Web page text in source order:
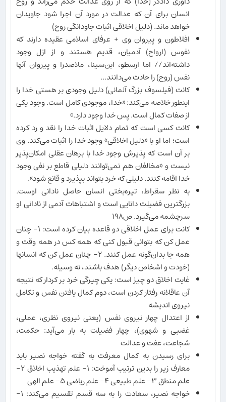
انسان برای آن که عدالت در مورد آن اجرا شود جاویدان
خواهد ماند. (دلیل اخلاقی اثبات جاودانگی روح)
افلاطون و پیروان وی + عرفای اسلامی عقیده دارند که
نفوس (ارواح) آدمیان، قدیم هستند و از ازل وجود
داشته‌اند// اما ارسطو، ابن‌سینا، ملاصدرا و پیروان آنها
نفس (روح) را حادث می‌دانند...
کانت (فیلسوف بزرگ آلمانی) دلیل وجودی بر هستی خدا را
اینطور خلاصه می‌کند: «خدا، موجودی کامل است. وجود یکی
از صفات کمال است. پس خدا وجود دارد.»
کانت کسی است که تمام دلایل اثبات خدا را نقد و رد کرده
است؛ اما او با «دلیل اخلاقی» وجود خدا را اثبات می‌کند. وی
بر آن است که پذیرش وجود خدا با برهان عقلی امکان‌پذیر
نیست و «مخالفان هم نمی‌توانند دلیلی قاطع بر نفی وجود
خدا اقامه کنند. دلیلی که خرد بتواند بپذیرد و قانع شود».
به نظر سقراط، تیره‌بختی انسان حاصل نادانی اوست.
بزرگترین فضیلت دانایی است و اشتباهات آدمی از نادانی او
سرچشمه می‌گیرد. ص١٩٨
کانت برای عمل اخلاقی دو قاعده بیان کرده است: ١- چنان
عمل کن که بتوانی قبول کنی که همه کس در همه وقت و
همه جا بدان‌گونه عمل کنند. ٢- چنان عمل کن که انسانها
(خودت و اشخاص دیگر) هدف باشند، نه وسیله.
غایت اخلاق دو چیز است: یکی چیرگی خرد بر کردار که نتیجه
آن عاقلانه رفتار کردن است، دوم کمال یافتن نفس و تکامل
نیروی اندیشه
از اعتدال چهار نیروی نفس (یعنی نیروی نظری، عملی،
غضبی و شهوی)، چهار فضیلت به بار می‌آید: حکمت،
شجاعت، عفت و عدالت
برای رسیدن به کمال معرفت به گفته خواجه نصیر باید
معارف زیر را بدین ترتیب آموخت: ١- علم تهذیب اخلاق ٢-
علم منطق ٣- علم طبیعی ۴- علم ریاضی ۵- علم الهی
خواجه نصیر، سعادت را به سه قسم تقسیم می‌کند: ١-